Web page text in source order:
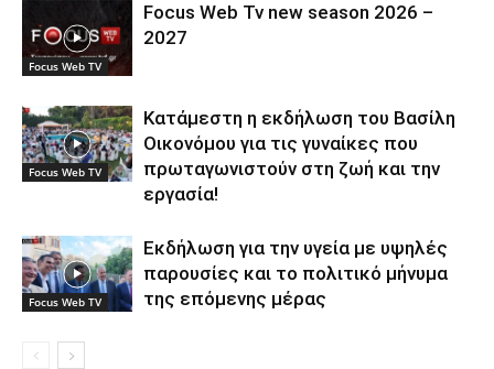
Focus Web TV
Focus Web Tv new season 2026 –
2027
Focus Web TV
Κατάμεστη η εκδήλωση του Βασίλη
Οικονόμου για τις γυναίκες που
πρωταγωνιστούν στη ζωή και την
εργασία!
Focus Web TV
Εκδήλωση για την υγεία με υψηλές
παρουσίες και το πολιτικό μήνυμα
της επόμενης μέρας